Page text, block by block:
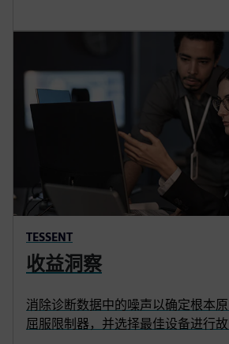
TESSENT
收益洞察
消除诊断数据中的噪声以确定根本
屈服限制器，并选择最佳设备进行故